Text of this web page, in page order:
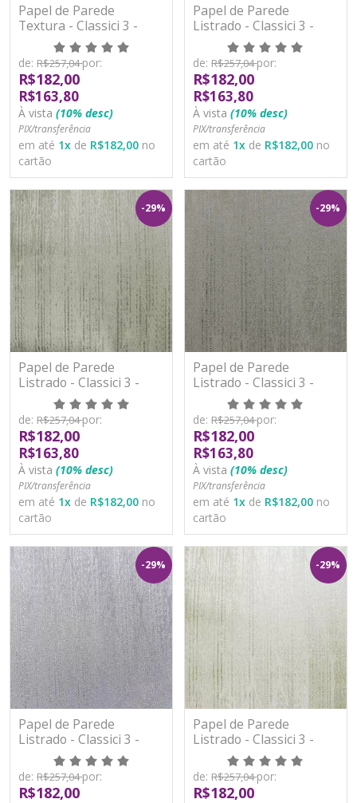
Papel de Parede
Textura - Classici 3 -
3A92910R - Vinílico -
TNT
de: R$257,04por:
R$182,00
R$163,80
À vista (10% desc)
PIX/transferência
em até 1x de R$182,00 no
cartão
Papel de Parede
Listrado - Classici 3 -
3A93001R - Vinílico -
TNT
de: R$257,04por:
R$182,00
R$163,80
À vista (10% desc)
PIX/transferência
em até 1x de R$182,00 no
cartão
-29%
Papel de Parede
Listrado - Classici 3 -
3A93002R - Vinílico -
TNT
de: R$257,04por:
R$182,00
R$163,80
À vista (10% desc)
PIX/transferência
em até 1x de R$182,00 no
cartão
-29%
Papel de Parede
Listrado - Classici 3 -
3A93003R - Vinílico -
TNT
de: R$257,04por:
R$182,00
R$163,80
À vista (10% desc)
PIX/transferência
em até 1x de R$182,00 no
cartão
-29%
Papel de Parede
Listrado - Classici 3 -
3A93004R - Vinílico -
TNT
de: R$257,04por:
R$182,00
-29%
Papel de Parede
Listrado - Classici 3 -
3A93005R - Vinílico -
TNT
de: R$257,04por:
R$182,00